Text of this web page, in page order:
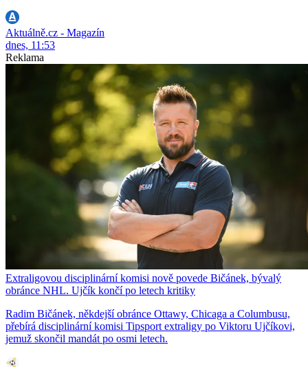
Aktuálně.cz - Magazín
dnes, 11:53
Reklama
Extraligovou disciplinární komisi nově povede Bičánek, bývalý
obránce NHL. Ujčík končí po letech kritiky
Radim Bičánek, někdejší obránce Ottawy, Chicaga a Columbusu,
přebírá disciplinární komisi Tipsport extraligy po Viktoru Ujčíkovi,
jemuž skončil mandát po osmi letech.